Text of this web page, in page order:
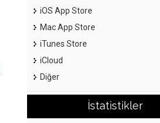
iOS App Store
Mac App Store
iTunes Store
iCloud
Diğer
İstatistikler